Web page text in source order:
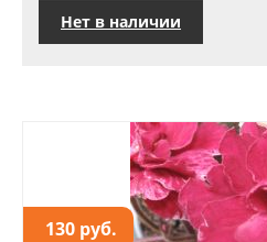
Нет в наличии
130 руб.